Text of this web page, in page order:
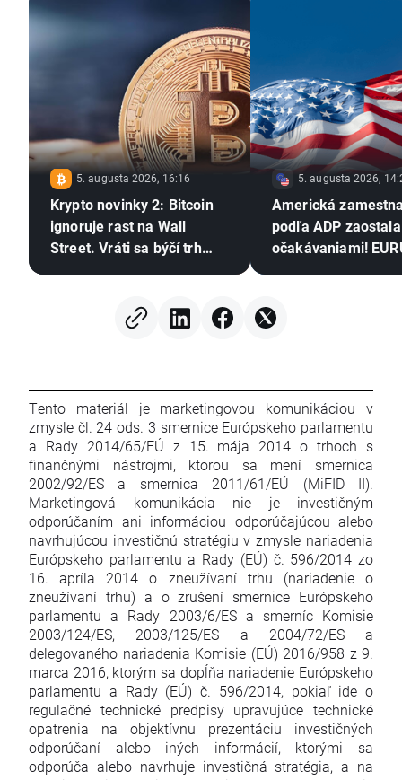
5. augusta 2026, 16:16
Krypto novinky 2: Bitcoin
ignoruje rast na Wall
Street. Vráti sa býčí trh
5. augusta 2026,
Americká
podľa ADP
očakávaniami!
Tento materiál je marketingovou komunikáciou v
zmysle čl. 24 ods. 3 smernice Európskeho parlamentu
a Rady 2014/65/EÚ z 15. mája 2014 o trhoch s
finančnými nástrojmi, ktorou sa mení smernica
2002/92/ES a smernica 2011/61/EÚ (MiFID II).
Marketingová komunikácia nie je investičným
odporúčaním ani informáciou odporúčajúcou alebo
navrhujúcou investičnú stratégiu v zmysle nariadenia
Európskeho parlamentu a Rady (EÚ) č. 596/2014 zo
16. apríla 2014 o zneužívaní trhu (nariadenie o
zneužívaní trhu) a o zrušení smernice Európskeho
parlamentu a Rady 2003/6/ES a smerníc Komisie
2003/124/ES, 2003/125/ES a 2004/72/ES a
delegovaného nariadenia Komisie (EÚ) 2016/958 z 9.
marca 2016, ktorým sa dopĺňa nariadenie Európskeho
parlamentu a Rady (EÚ) č. 596/2014, pokiaľ ide o
regulačné technické predpisy upravujúce technické
opatrenia na objektívnu prezentáciu investičných
odporúčaní alebo iných informácií, ktorými sa
odporúča alebo navrhuje investičná stratégia, a na